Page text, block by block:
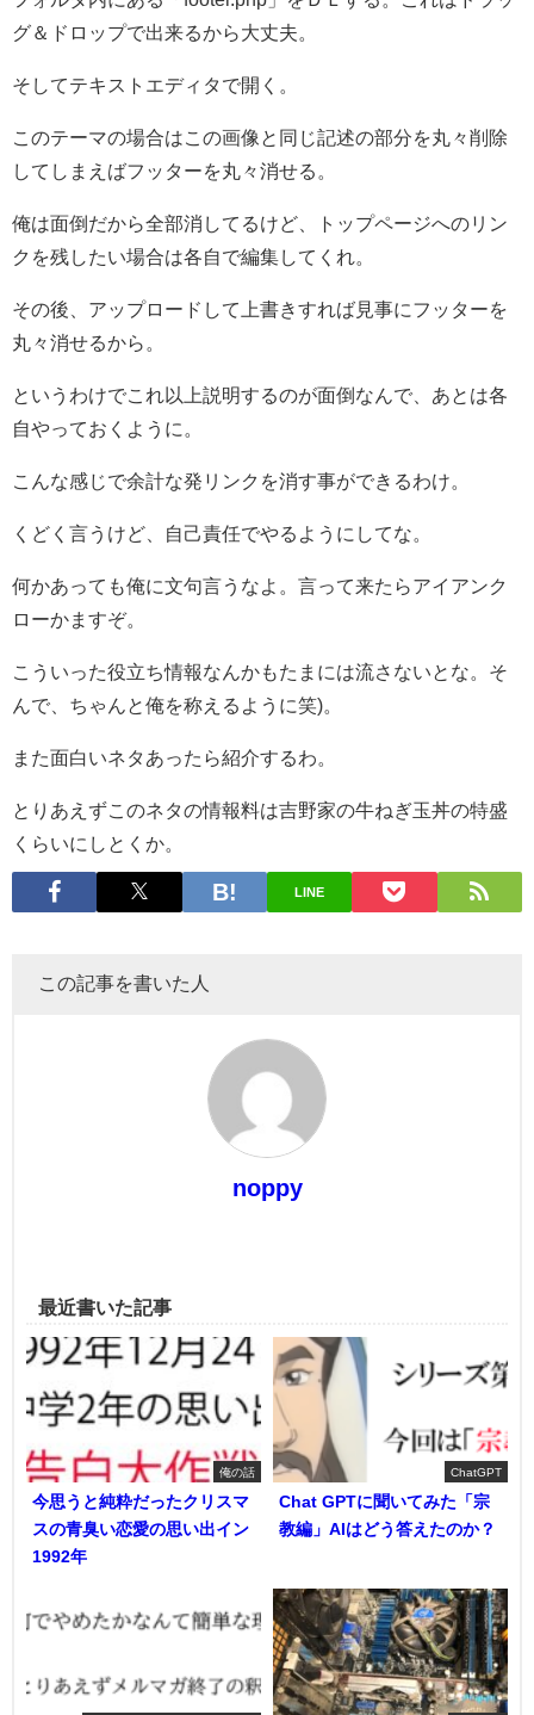
グ＆ドロップで出来るから大丈夫。
そしてテキストエディタで開く。
このテーマの場合はこの画像と同じ記述の部分を丸々削除
してしまえばフッターを丸々消せる。
俺は面倒だから全部消してるけど、トップページへのリン
クを残したい場合は各自で編集してくれ。
その後、アップロードして上書きすれば見事にフッターを
丸々消せるから。
というわけでこれ以上説明するのが面倒なんで、あとは各
自やっておくように。
こんな感じで余計な発リンクを消す事ができるわけ。
くどく言うけど、自己責任でやるようにしてな。
何かあっても俺に文句言うなよ。言って来たらアイアンク
ローかますぞ。
こういった役立ち情報なんかもたまには流さないとな。そ
んで、ちゃんと俺を称えるように笑)。
また面白いネタあったら紹介するわ。
とりあえずこのネタの情報料は吉野家の牛ねぎ玉丼の特盛
くらいにしとくか。
LINE
この記事を書いた人
noppy
最近書いた記事
俺の話
今思うと純粋だったクリスマ
スの青臭い恋愛の思い出イン
1992年
ChatGPT
Chat GPTに聞いてみた「宗
教編」AIはどう答えたのか？